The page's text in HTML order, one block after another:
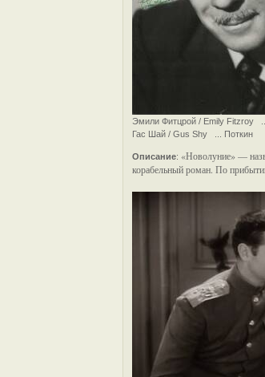
Эмили Фитцрой / Emily Fitzroy
Гас Шай / Gus Shy ... Поткин
Описание: «Новолуние» —
корабельный роман. По